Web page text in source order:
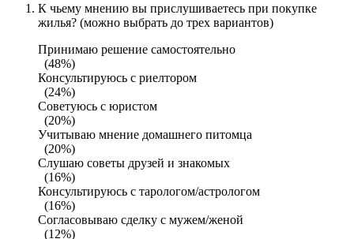
К чьему мнению вы прислушиваетесь при покупке
жилья? (можно выбрать до трех вариантов)
Принимаю решение самостоятельно
(48%)
Консультируюсь с риелтором
(24%)
Советуюсь с юристом
(20%)
Учитываю мнение домашнего питомца
(20%)
Слушаю советы друзей и знакомых
(16%)
Консультируюсь с тарологом/астрологом
(16%)
Согласовываю сделку с мужем/женой
(12%)